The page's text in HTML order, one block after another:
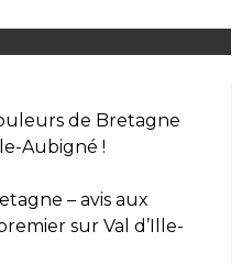
de Bretagne
Aubigné !
– avis aux
sur Val d’Ille-